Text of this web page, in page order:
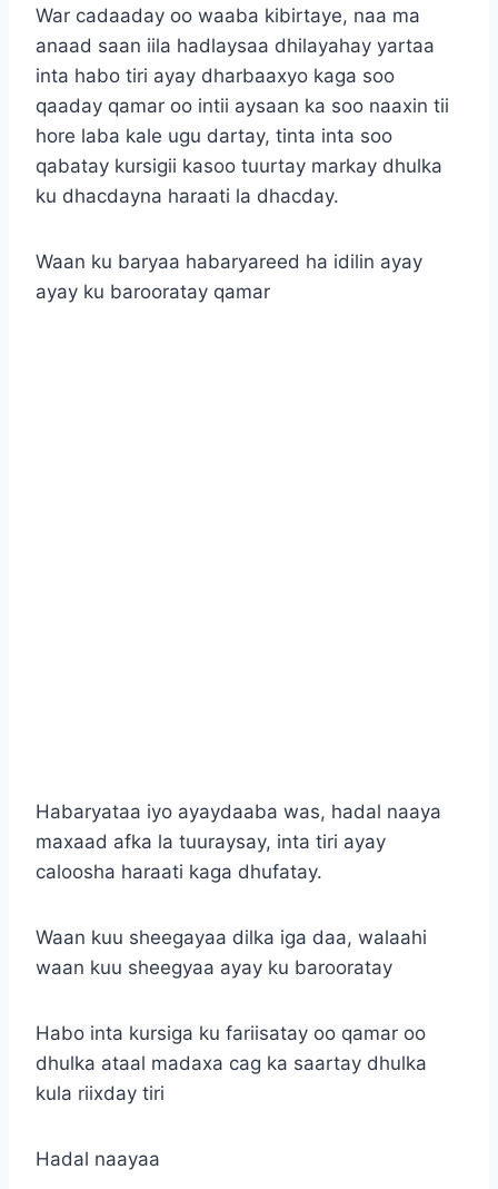
War cadaaday oo waaba kibirtaye, naa ma
anaad saan iila hadlaysaa dhilayahay yartaa
inta habo tiri ayay dharbaaxyo kaga soo
qaaday qamar oo intii aysaan ka soo naaxin tii
hore laba kale ugu dartay, tinta inta soo
qabatay kursigii kasoo tuurtay markay dhulka
ku dhacdayna haraati la dhacday.
Waan ku baryaa habaryareed ha idilin ayay
ayay ku barooratay qamar
Habaryataa iyo ayaydaaba was, hadal naaya
maxaad afka la tuuraysay, inta tiri ayay
caloosha haraati kaga dhufatay.
Waan kuu sheegayaa dilka iga daa, walaahi
waan kuu sheegyaa ayay ku barooratay
Habo inta kursiga ku fariisatay oo qamar oo
dhulka ataal madaxa cag ka saartay dhulka
kula riixday tiri
Hadal naayaa